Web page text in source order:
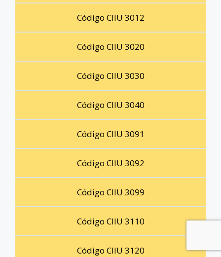
Código CIIU 3012
Código CIIU 3020
Código CIIU 3030
Código CIIU 3040
Código CIIU 3091
Código CIIU 3092
Código CIIU 3099
Código CIIU 3110
Código CIIU 3120